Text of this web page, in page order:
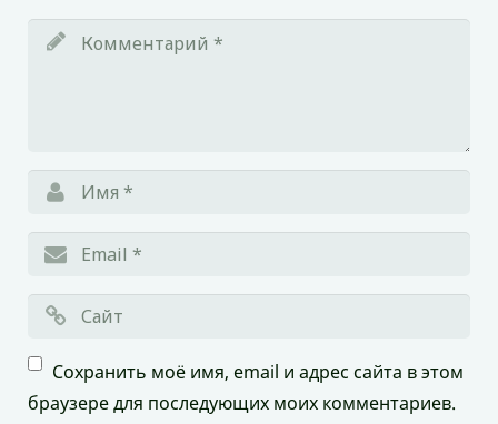
Сохранить моё имя, email и адрес сайта в этом
браузере для последующих моих комментариев.